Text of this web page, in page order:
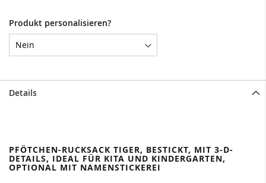
Produkt personalisieren?
Details
PFÖTCHEN-RUCKSACK TIGER, BESTICKT, MIT 3-D-
DETAILS, IDEAL FÜR KITA UND KINDERGARTEN,
OPTIONAL MIT NAMENSTICKEREI